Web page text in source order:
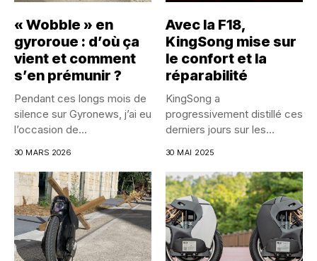
« Wobble » en
gyroroue : d’où ça
vient et comment
s’en prémunir ?
Pendant ces longs mois de
silence sur Gyronews, j’ai eu
l’occasion de...
30 MARS 2026
Avec la F18,
KingSong mise sur
le confort et la
réparabilité
KingSong a
progressivement distillé ces
derniers jours sur les
30 MAI 2025